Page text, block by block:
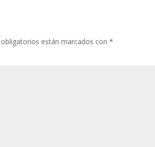
están marcados con*